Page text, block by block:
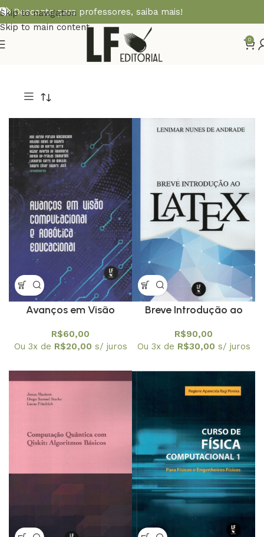
Skip to navigation
Skip to main content
Desconto para professores, saiba mais!
0
Avanços em Visão
Robótica Educacional
R$60,00
Ou 3x de R$20,00 s/ juros
Breve Introdução ao
R$90,00
Ou 3x de R$30,00 s/ juros